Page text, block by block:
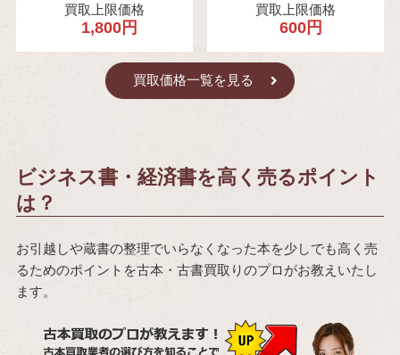
買取上限価格
1,800円
買取上限価格
600円
買取価格一覧を見る
ビジネス書・経済書を高く売るポイント
は？
お引越しや蔵書の整理でいらなくなった本を少しでも高く売
るためのポイントを古本・古書買取りのプロがお教えいたし
ます。